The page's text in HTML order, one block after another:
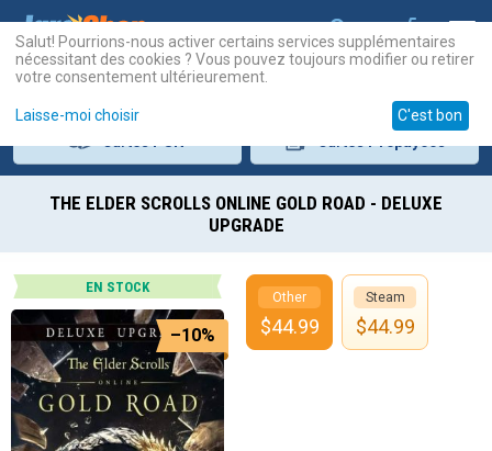
THE ELDER SCROLLS ONLINE GOLD ROAD - DELUXE
UPGRADE
EN STOCK
–10%
Other
$44.99
Steam
$44.99
Salut! Pourrions-nous activer certains services supplémentaires
nécessitant des cookies ? Vous pouvez toujours modifier ou retirer
votre consentement ultérieurement.
Laisse-moi choisir C'est bon